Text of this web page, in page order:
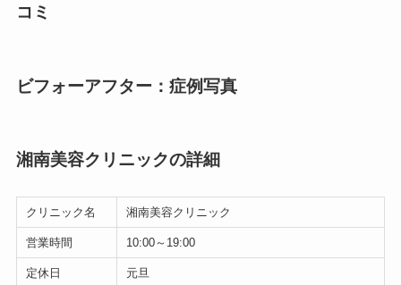
コミ
ビフォーアフター：症例写真
湘南美容クリニックの詳細
クリニック名 湘南美容クリニック
営業時間 10:00～19:00
定休日 元旦